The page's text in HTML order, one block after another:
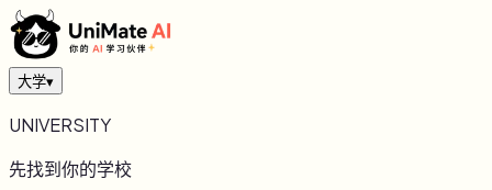
大学▾
UNIVERSITY
先找到你的学校